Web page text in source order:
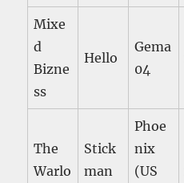
Mixe
d
Bizne
ss
Hello
Gema
04
The
Warlo
Stick
man
Phoe
nix
(US